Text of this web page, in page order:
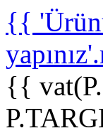
{{
{{